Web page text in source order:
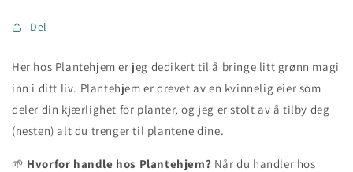
Del
Her hos Plantehjem er jeg dedikert til å bringe litt grønn magi
inn i ditt liv. Plantehjem er drevet av en kvinnelig eier som
deler din kjærlighet for planter, og jeg er stolt av å tilby deg
(nesten) alt du trenger til plantene dine.
🌱 Hvorfor handle hos Plantehjem? Når du handler hos